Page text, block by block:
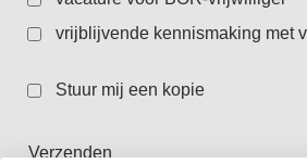
vrijblijvende kennismaking met
Stuur mij een kopie
Verzenden